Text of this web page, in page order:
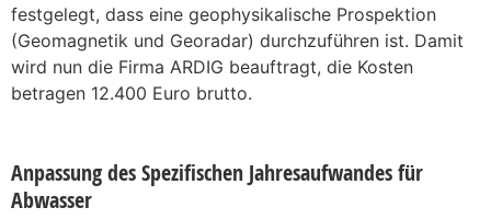
festgelegt, dass eine geophysikalische Prospektion
(Geomagnetik und Georadar) durchzuführen ist. Damit
wird nun die Firma ARDIG beauftragt, die Kosten
betragen 12.400 Euro brutto.
Anpassung des Spezifischen Jahresaufwandes für
Abwasser